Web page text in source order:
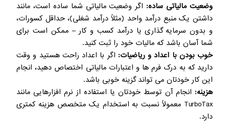
وضعیت مالیاتی ساده: اگر وضعیت مالیاتی شما ساده است، مانند
داشتن یک منبع درآمد واحد (مثلاً درآمد شغلی)، حداقل کسورات،
و بدون سرمایه گذاری یا درآمد کسب و کار – ممکن است برای
شما آسان باشد که مالیات خود را ثبت کنید.
خوب بودن با اعداد و ریاضیات: اگر با اعداد راحت هستید و وقت
دارید که به درک فرم ها و اعتبارات مالیاتی اختصاص دهید، انجام
این کار خودتان می تواند گزینه خوبی باشد.
هزینه: انجام آن توسط خودتان یا استفاده از نرم افزارهایی مانند
TurboTax معمولاً نسبت به استخدام یک متخصص هزینه کمتری
دارد.